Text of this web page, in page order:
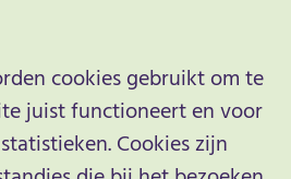
cookies gebruikt om te
juist functioneert en voor
Cookies zijn